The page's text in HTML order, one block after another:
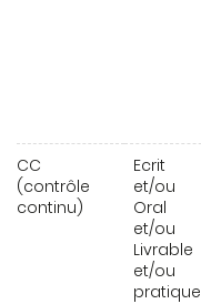
CC
(contrôle
continu)
Ecrit
et/ou
Oral
et/ou
Livrable
et/ou
pratique